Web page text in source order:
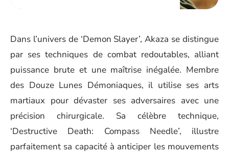
Dans l’univers de ‘Demon Slayer’, Akaza se distingue
par ses techniques de combat redoutables, alliant
puissance brute et une maîtrise inégalée. Membre
des Douze Lunes Démoniaques, il utilise ses arts
martiaux pour dévaster ses adversaires avec une
précision chirurgicale. Sa célèbre technique,
‘Destructive Death: Compass Needle’, illustre
parfaitement sa capacité à anticiper les mouvements